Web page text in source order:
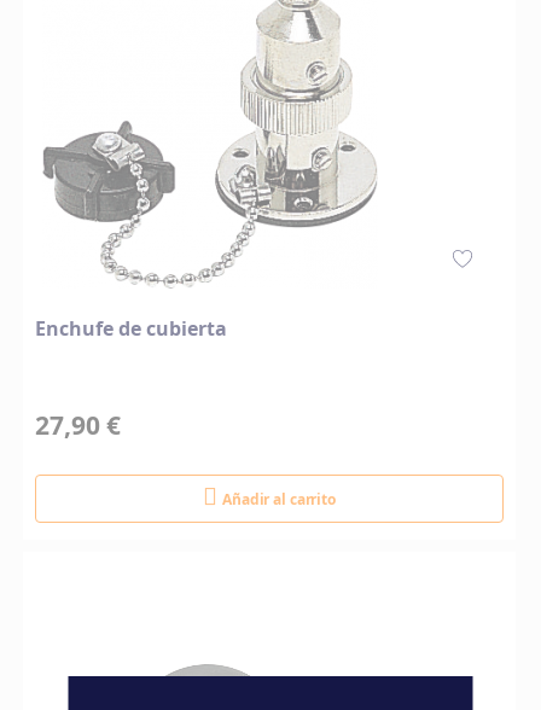
Enchufe de cubierta
27,90 €
Añadir al carrito